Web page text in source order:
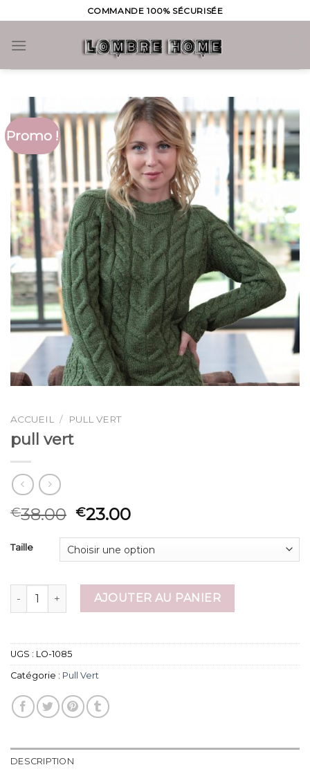
to
content
COMMANDE 100% SÉCURISÉE
Promo !
ACCUEIL / PULL VERT
pull vert
€38.00 €23.00
Taille
quantité de pull vertAJOUTER AU PANIER
UGS : LO-1085
Catégorie : Pull Vert
DESCRIPTION